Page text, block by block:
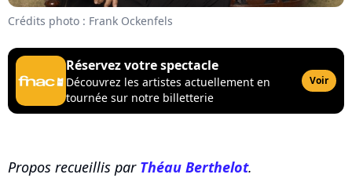
Crédits photo : Frank Ockenfels
Réservez votre spectacle
Découvrez les artistes actuellement en
tournée sur notre billetterie
Voir
Propos recueillis par Théau Berthelot.